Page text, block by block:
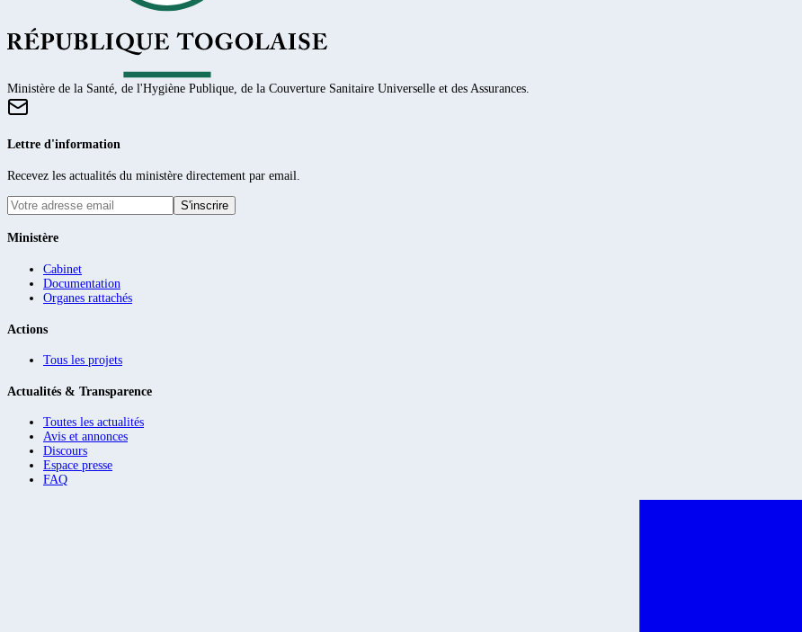
Ministère de la Santé, de l'Hygiène Publique, de la Couverture Sanitaire Universelle et des Assurances.
Lettre d'information
Recevez les actualités du ministère directement par email.
S'inscrire
Ministère
Cabinet
Documentation
Organes rattachés
Actions
Tous les projets
Actualités & Transparence
Toutes les actualités
Avis et annonces
Discours
Espace presse
FAQ